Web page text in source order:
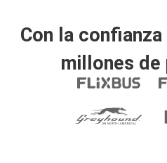
Con la
millones de